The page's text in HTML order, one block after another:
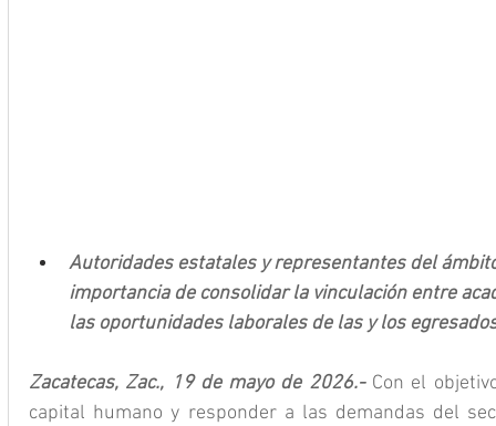
Autoridades estatales y representantes del
importancia de consolidar la vinculación entre
las oportunidades laborales de las y los
Zacatecas, Zac., 19 de mayo de 2026.- Con el
capital humano y responder a las demandas del